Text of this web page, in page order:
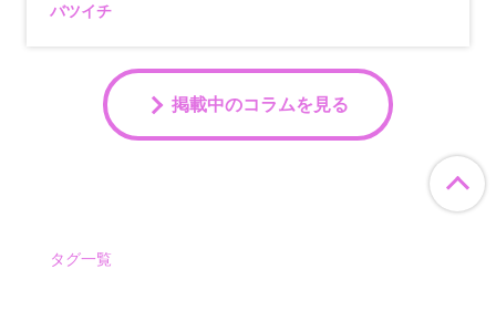
バツイチ
掲載中のコラムを見る
タグ一覧